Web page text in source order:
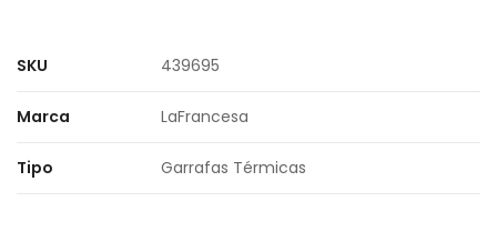
SKU 439695
Marca LaFrancesa
Tipo Garrafas Térmicas